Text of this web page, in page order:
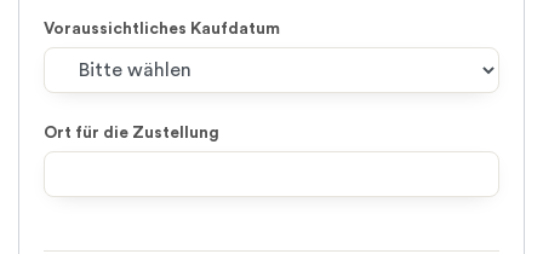
Voraussichtliches Kaufdatum
Ort für die Zustellung